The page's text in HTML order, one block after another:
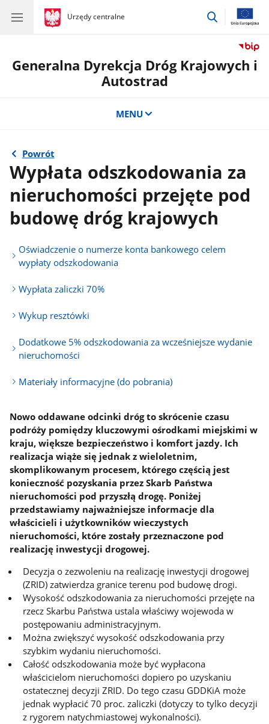
gov.pl
Urzędy centralne
gov.pl
Urzędy
przejdź
Generalna Dyrekcja Dróg Krajowych i
Autostrad
MENU
Powrót
Wypłata odszkodowania za
nieruchomości przejęte pod
budowę dróg krajowych
Oświadczenie o numerze konta bankowego celem
wypłaty odszkodowania
Wypłata zaliczki 70%
Wykup resztówki
Dodatkowe 5% odszkodowania za wcześniejsze wydanie
nieruchomości
Materiały informacyjne (do pobrania)
Nowo oddawane odcinki dróg to skrócenie czasu
podróży pomiędzy kluczowymi ośrodkami miejskimi w
kraju, większe bezpieczeństwo i komfort jazdy. Ich
realizacja wiąże się jednak z wieloletnim,
skomplikowanym procesem, którego częścią jest
konieczność pozyskania przez Skarb Państwa
nieruchomości pod przyszłą drogę. Poniżej
przedstawiamy najważniejsze informacje dla
właścicieli i użytkowników wieczystych
nieruchomości, które zostały przeznaczone pod
realizację inwestycji drogowej.
Decyzja o zezwoleniu na realizację inwestycji drogowej
(ZRID) zatwierdza granice terenu pod budowę drogi.
Wysokość odszkodowania za nieruchomości przejęte na
rzecz Skarbu Państwa ustala właściwy wojewoda w
postępowaniu administracyjnym.
Można zwiększyć wysokość odszkodowania przy
szybkim wydaniu nieruchomości.
Całość odszkodowania może być wypłacona
właścicielom nieruchomości dopiero po uzyskaniu
ostatecznej decyzji ZRID. Do tego czasu GDDKiA może
jednak wypłacić 70 proc. zaliczki (dotyczy to tylko decyzji
z rygorem natychmiastowej wykonalności).